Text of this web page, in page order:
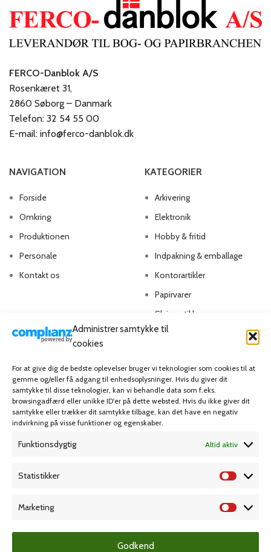
Administrer samtykke til
cookies
For at give dig de bedste oplevelser bruger vi teknologier som cookies til at
gemme og/eller få adgang til enhedsoplysninger. Hvis du giver dit
samtykke til disse teknologier, kan vi behandle data som f.eks.
browsingadfærd eller unikke ID'er på dette websted. Hvis du ikke giver dit
samtykke eller trækker dit samtykke tilbage, kan det have en negativ
indvirkning på visse funktioner og egenskaber.
Funktionsdygtig Altid aktiv
Statistikker
Marketing
Godkend
FERCO-Danblok A/S
Rosenkæret 31,
2860 Søborg – Danmark
Telefon: 32 54 55 00
E-mail: info@ferco-danblok.dk
NAVIGATION
Forside
Omkring
Produktionen
Personale
Kontakt os
KATEGORIER
Arkivering
Elektronik
Hobby & fritid
Indpakning & emballage
Kontorartikler
Papirvarer
Skriveartikler
Spil & lotteri
MIN KONTO
Kontoinformationer
Ordrer
Favoritliste
KUNDESERVICE
Handelsbetingelser
Privatlivspolitik
Grafisk forlag